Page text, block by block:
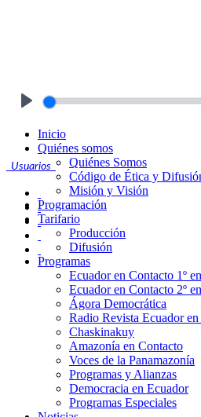
Usuarios
Inicio
Quiénes somos
Quiénes Somos
Código de Ética y
Misión y Visión
Programación
Tarifario
Producción
Difusión
Programas
Ecuador en Contacto 1º
Ecuador en Contacto 2º
Ágora Democrática
Radio Revista Ecuador
Chaskinakuy
Amazonía en Contacto
Voces de la Panamazonía
Programas y Alianzas
Democracia en Ecuador
Programas Especiales